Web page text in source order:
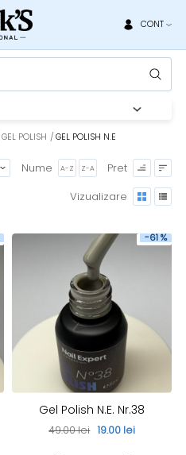
CONT
GEL POLISH GEL POLISH N.E
Nume A-Z Z-A
Pret
Vizualizare
-61 %
Gel Polish N.E. Nr.38
49.00 lei 19.00 lei